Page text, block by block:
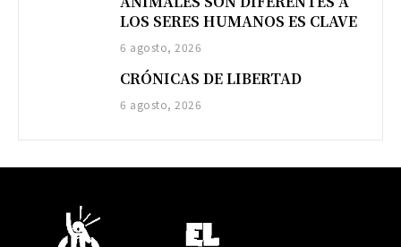
LOS SERES HUMANOS ES CLAVE
6 agosto, 2026
CRÓNICAS DE LIBERTAD
6 agosto, 2026